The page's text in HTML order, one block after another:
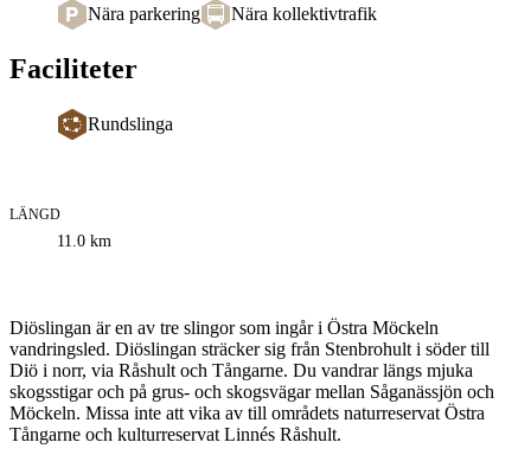
Nära parkering Nära kollektivtrafik
Faciliteter
Rundslinga
Information
LÄNGD
11.0 km
Beskrivning
Diöslingan är en av tre slingor som ingår i Östra Möckeln
vandringsled. Diöslingan sträcker sig från Stenbrohult i söder till
Diö i norr, via Råshult och Tångarne. Du vandrar längs mjuka
skogsstigar och på grus- och skogsvägar mellan Såganässjön och
Möckeln. Missa inte att vika av till områdets naturreservat Östra
Tångarne och kulturreservat Linnés Råshult.